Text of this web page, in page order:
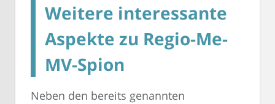
Weitere interessante
Aspekte zu Regio-Me-
MV-Spion
Neben den bereits genannten